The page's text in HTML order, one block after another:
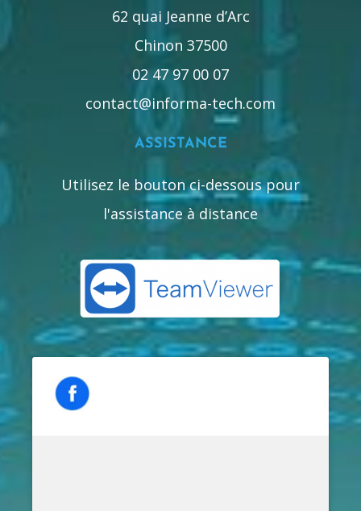
62 quai Jeanne d’Arc
Chinon 37500
02 47 97 00 07
contact@informa-tech.com
ASSISTANCE
Utilisez le bouton ci-dessous pour
l'assistance à distance